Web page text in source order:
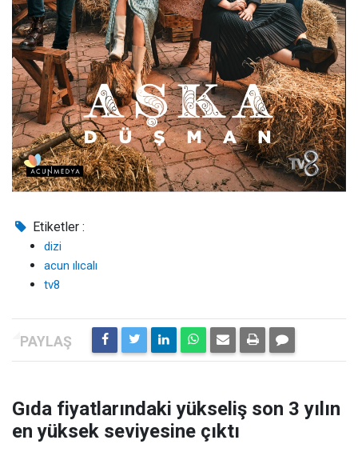
Etiketler :
dizi
acun ılıcalı
tv8
Gıda fiyatlarındaki yükseliş son 3 yılın
en yüksek seviyesine çıktı